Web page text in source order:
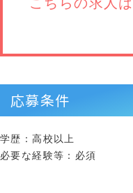
応募条件
学歴：高校以上
必要な経験等：必須